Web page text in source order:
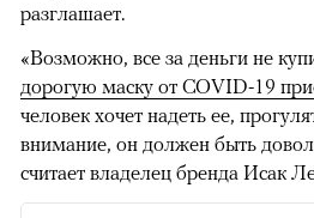
разглашает.
«Возможно, все за деньги не
дорогую маску от COVID-19
человек хочет надеть ее,
внимание, он должен быть
считает владелец бренда Исак